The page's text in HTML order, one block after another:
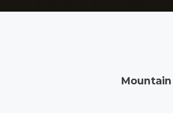
Mountain